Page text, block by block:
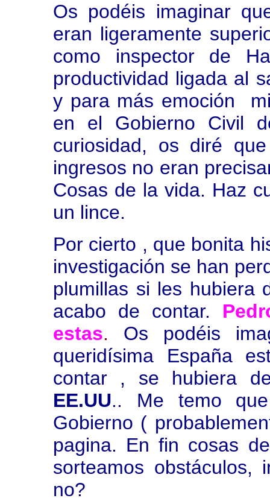
Os podéis imaginar
eran ligeramente
como inspector de
productividad ligada al
y para más emoción
en el Gobierno Civil
curiosidad, os diré
ingresos no eran
Cosas de la vida. Haz
un lince.
Por cierto , que bonita
investigación se han
plumillas si les hubiera
acabo de contar.
estas. Os podéis
queridísima España
contar , se hubiera
EE.UU.. Me temo
Gobierno (
pagina. En fin cosas
sorteamos obstáculos,
no?